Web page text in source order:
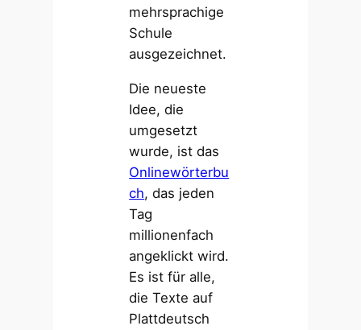
mehrsprachige
Schule
ausgezeichnet.
Die neueste
Idee, die
umgesetzt
wurde, ist das
Onlinewörterbu
ch, das jeden
Tag
millionenfach
angeklickt wird.
Es ist für alle,
die Texte auf
Plattdeutsch